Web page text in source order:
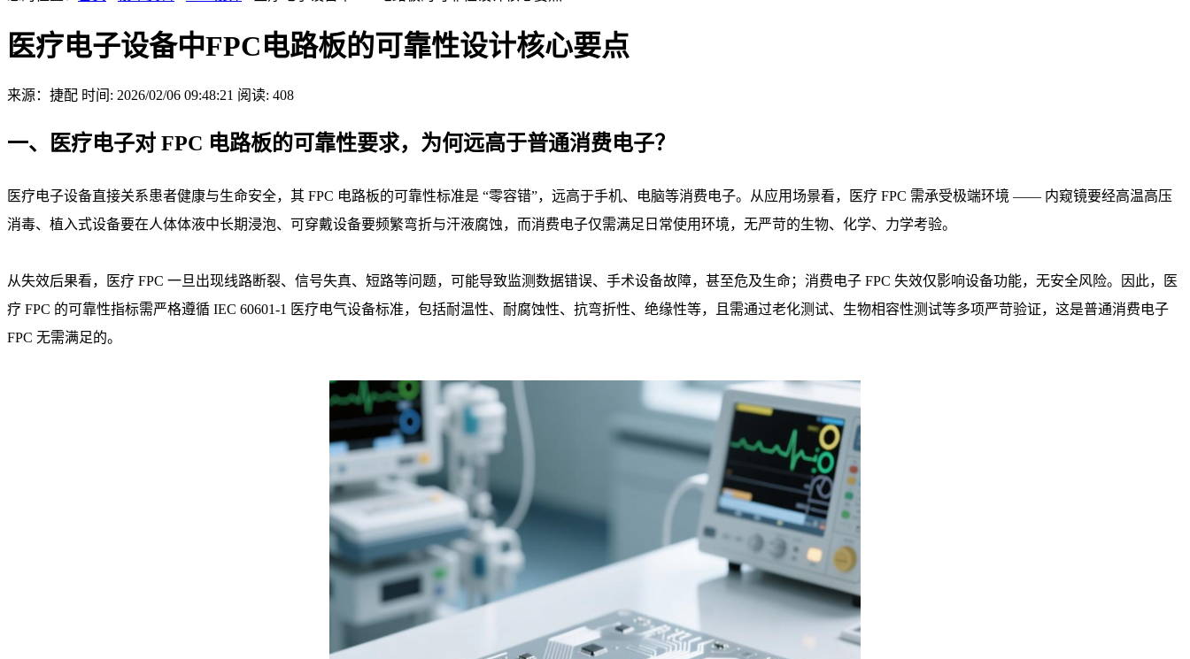
医疗电子设备中FPC电路板的可靠性设计核心要点
来源：捷配 时间: 2026/02/06 09:48:21 阅读: 408
一、医疗电子对 FPC 电路板的可靠性要求，为何远高于普通消费电子？
医疗电子设备直接关系患者健康与生命安全，其 FPC 电路板的可靠性标准是 “零容错”，远高于手机、电脑等消费电子。从应用场景看，医疗 FPC 需承受极端环境 —— 内窥镜要经高温高压
消毒、植入式设备要在人体体液中长期浸泡、可穿戴设备要频繁弯折与汗液腐蚀，而消费电子仅需满足日常使用环境，无严苛的生物、化学、力学考验。
从失效后果看，医疗 FPC 一旦出现线路断裂、信号失真、短路等问题，可能导致监测数据错误、手术设备故障，甚至危及生命；消费电子 FPC 失效仅影响设备功能，无安全风险。因此，医
疗 FPC 的可靠性指标需严格遵循 IEC 60601-1 医疗电气设备标准，包括耐温性、耐腐蚀性、抗弯折性、绝缘性等，且需通过老化测试、生物相容性测试等多项严苛验证，这是普通消费电子
FPC 无需满足的。